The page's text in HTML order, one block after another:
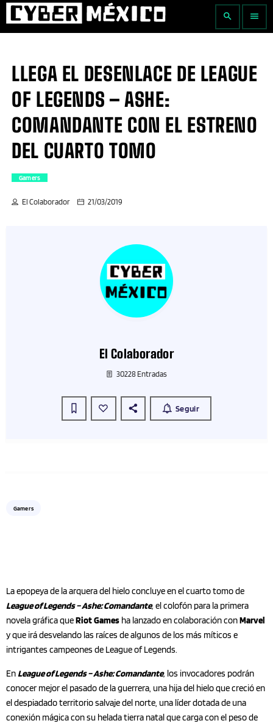
search menu
LLEGA EL DESENLACE DE LEAGUE
OF LEGENDS – ASHE:
COMANDANTE CON EL ESTRENO
DEL CUARTO TOMO
Gamers
El Colaborador 21/03/2019
El Colaborador
30228 Entradas
Seguir
Gamers
La epopeya de la arquera del hielo concluye en el cuarto tomo de
League of Legends – Ashe: Comandante, el colofón para la primera
novela gráfica queRiotGames ha lanzado en colaboración conMarvel
y que irá desvelando las raíces de algunos de los más míticos e
intrigantes campeones de League of Legends.
EnLeague of Legends – Ashe: Comandante, los invocadores podrán
conocer mejor el pasado de la guerrera, una hija del hielo que creció en
el despiadado territorio salvaje del norte, una líder dotada de una
conexión mágica con su helada tierra natal que carga con el peso de